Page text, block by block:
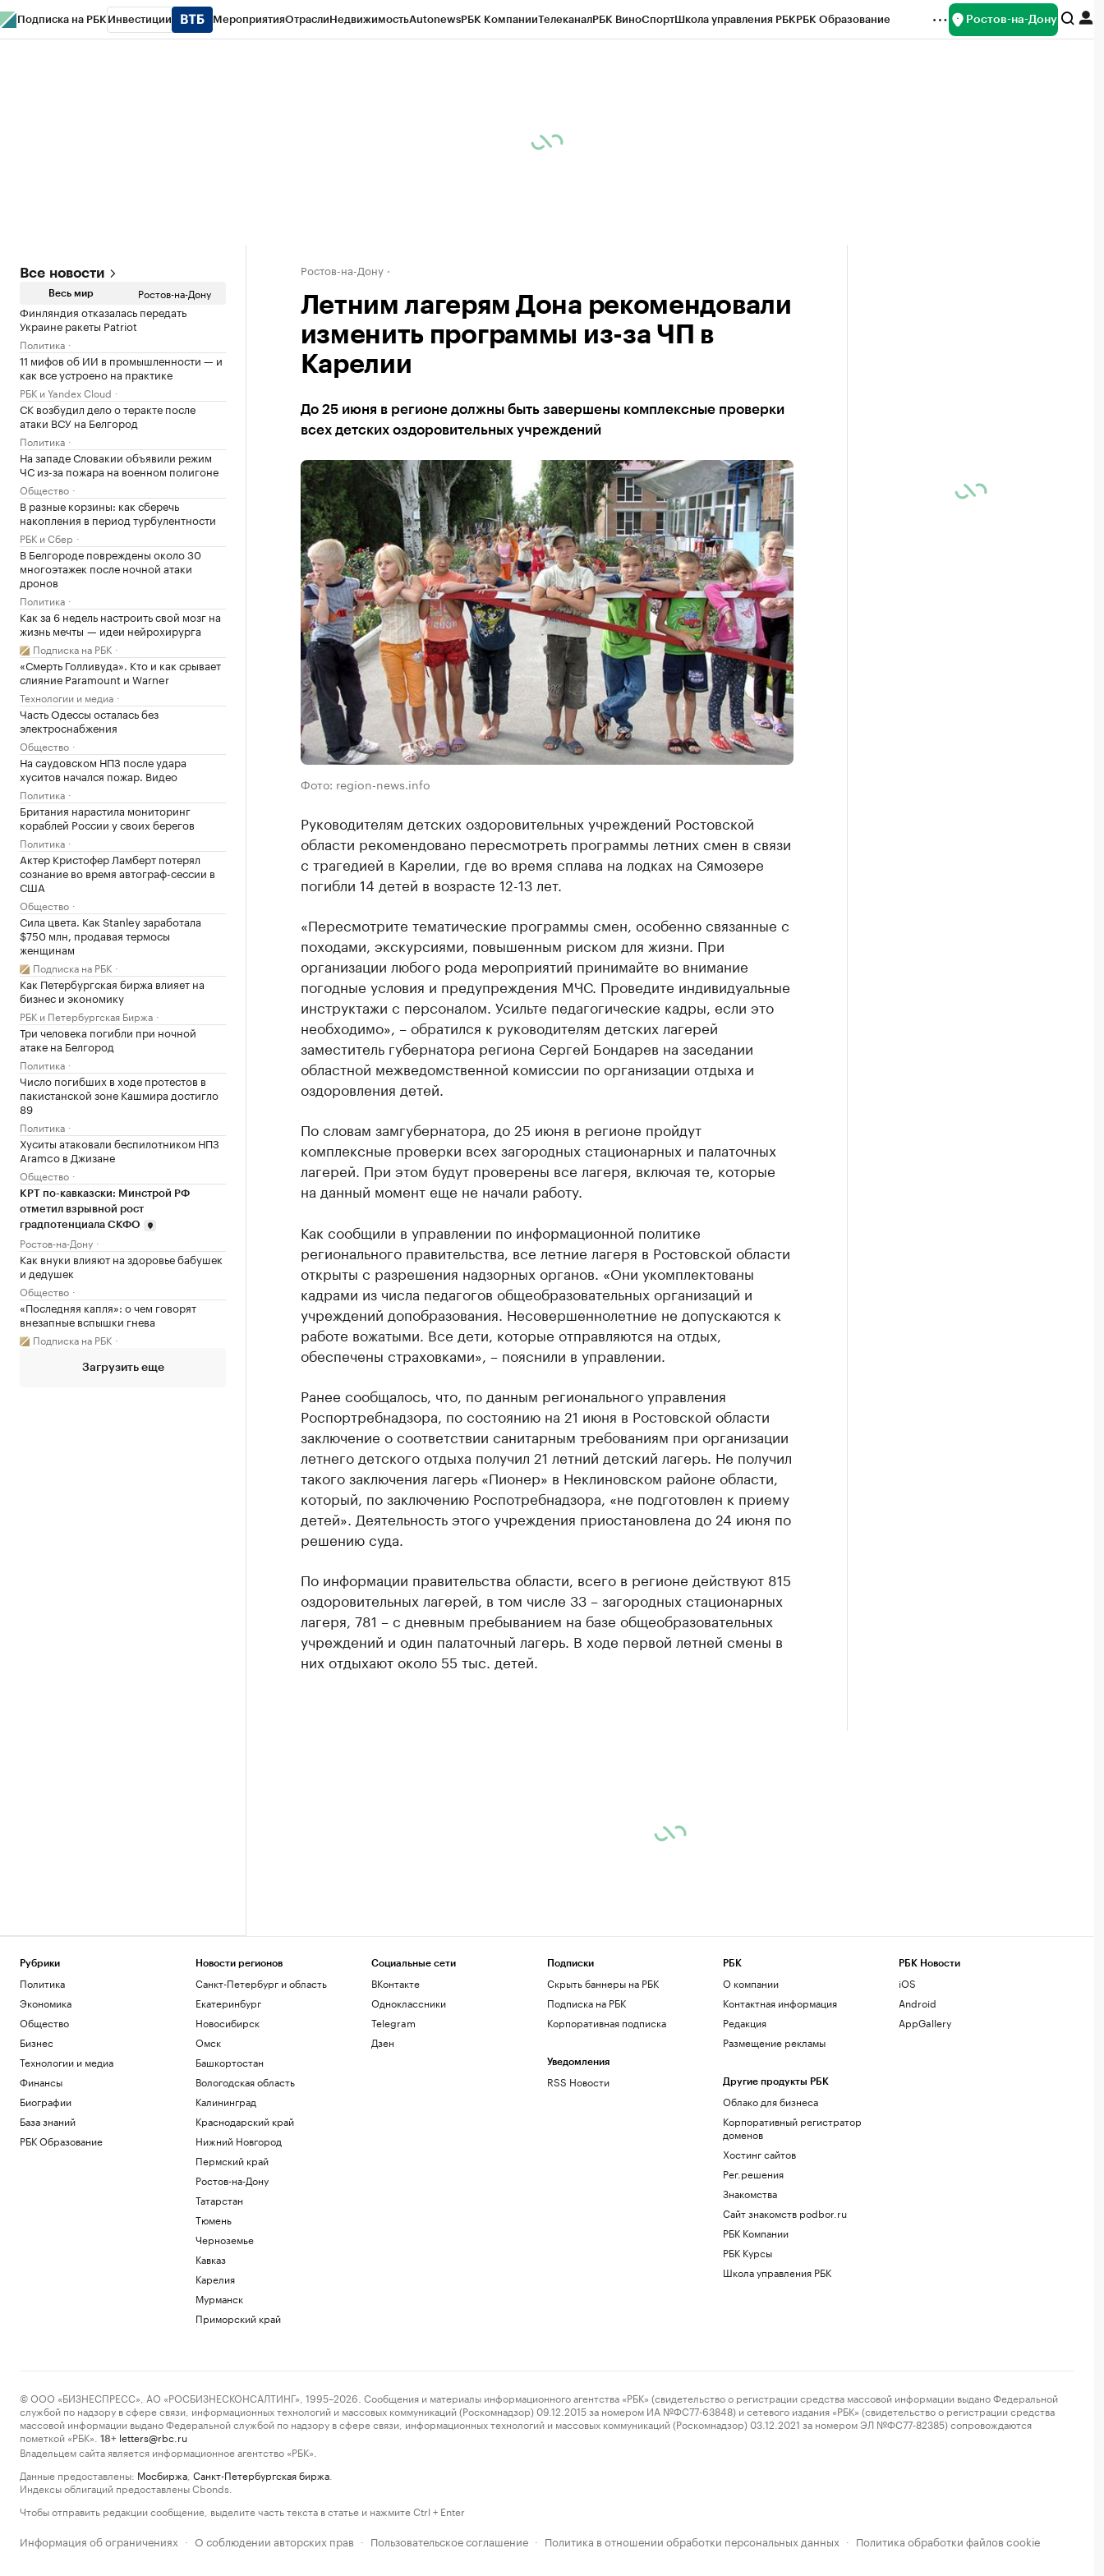
Подписка на РБК Инвестиции МероприятияОтраслиНедвижимостьAutonewsРБК КомпанииТелеканалРБК ВиноСпортШкола управления РБКРБК Образование Ростов-на-Дону
Все новости
Весь мир Ростов-на-Дону
Финляндия отказалась передать
Украине ракеты Patriot
Политика
11 мифов об ИИ в промышленности — и
как все устроено на практике
РБК и Yandex Cloud
СК возбудил дело о теракте после
атаки ВСУ на Белгород
Политика
На западе Словакии объявили режим
ЧС из-за пожара на военном полигоне
Общество
В разные корзины: как сберечь
накопления в период турбулентности
РБК и Сбер
В Белгороде повреждены около 30
многоэтажек после ночной атаки
дронов
Политика
Как за 6 недель настроить свой мозг на
жизнь мечты — идеи нейрохирурга
Подписка на РБК
«Смерть Голливуда». Кто и как срывает
слияние Paramount и Warner
Технологии и медиа
Часть Одессы осталась без
электроснабжения
Общество
На саудовском НПЗ после удара
хуситов начался пожар. Видео
Политика
Британия нарастила мониторинг
кораблей России у своих берегов
Политика
Актер Кристофер Ламберт потерял
сознание во время автограф-сессии в
США
Общество
Сила цвета. Как Stanley заработала
$750 млн, продавая термосы
женщинам
Подписка на РБК
Как Петербургская биржа влияет на
бизнес и экономику
РБК и Петербургская Биржа
Три человека погибли при ночной
атаке на Белгород
Политика
Число погибших в ходе протестов в
пакистанской зоне Кашмира достигло
89
Политика
Хуситы атаковали беспилотником НПЗ
Aramco в Джизане
Общество
КРТ по-кавказски: Минстрой РФ
отметил взрывной рост
градпотенциала СКФО
Ростов-на-Дону
Как внуки влияют на здоровье бабушек
и дедушек
Общество
«Последняя капля»: о чем говорят
внезапные вспышки гнева
Подписка на РБК
Загрузить еще
Ростов-на-Дону
Летним лагерям Дона рекомендовали
изменить программы из-за ЧП в
Карелии
До 25 июня в регионе должны быть завершены комплексные проверки
всех детских оздоровительных учреждений
Фото: region-news.info
Руководителям детских оздоровительных учреждений Ростовской
области рекомендовано пересмотреть программы летних смен в связи
с трагедией в Карелии, где во время сплава на лодках на Сямозере
погибли 14 детей в возрасте 12-13 лет.
«Пересмотрите тематические программы смен, особенно связанные с
походами, экскурсиями, повышенным риском для жизни. При
организации любого рода мероприятий принимайте во внимание
погодные условия и предупреждения МЧС. Проведите индивидуальные
инструктажи с персоналом. Усильте педагогические кадры, если это
необходимо», – обратился к руководителям детских лагерей
заместитель губернатора региона Сергей Бондарев на заседании
областной межведомственной комиссии по организации отдыха и
оздоровления детей.
По словам замгубернатора, до 25 июня в регионе пройдут
комплексные проверки всех загородных стационарных и палаточных
лагерей. При этом будут проверены все лагеря, включая те, которые
на данный момент еще не начали работу.
Как сообщили в управлении по информационной политике
регионального правительства, все летние лагеря в Ростовской области
открыты с разрешения надзорных органов. «Они укомплектованы
кадрами из числа педагогов общеобразовательных организаций и
учреждений допобразования. Несовершеннолетние не допускаются к
работе вожатыми. Все дети, которые отправляются на отдых,
обеспечены страховками», – пояснили в управлении.
Ранее сообщалось, что, по данным регионального управления
Роспортребнадзора, по состоянию на 21 июня в Ростовской области
заключение о соответствии санитарным требованиям при организации
летнего детского отдыха получил 21 летний детский лагерь. Не получил
такого заключения лагерь «Пионер» в Неклиновском районе области,
который, по заключению Роспотребнадзора, «не подготовлен к приему
детей». Деятельность этого учреждения приостановлена до 24 июня по
решению суда.
По информации правительства области, всего в регионе действуют 815
оздоровительных лагерей, в том числе 33 – загородных стационарных
лагеря, 781 – с дневным пребыванием на базе общеобразовательных
учреждений и один палаточный лагерь. В ходе первой летней смены в
них отдыхают около 55 тыс. детей.
Рубрики
Политика
Экономика
Общество
Бизнес
Технологии и медиа
Финансы
Биографии
База знаний
РБК Образование
Новости регионов
Санкт-Петербург и область
Екатеринбург
Новосибирск
Омск
Башкортостан
Вологодская область
Калининград
Краснодарский край
Нижний Новгород
Пермский край
Ростов-на-Дону
Татарстан
Тюмень
Черноземье
Кавказ
Карелия
Мурманск
Приморский край
Социальные сети
ВКонтакте
Одноклассники
Telegram
Дзен
Подписки
Скрыть баннеры на РБК
Подписка на РБК
Корпоративная подписка
Уведомления
RSS Новости
РБК
О компании
Контактная информация
Редакция
Размещение рекламы
Другие продукты РБК
Облако для бизнеса
Корпоративный регистратор
доменов
Хостинг сайтов
Рег.решения
Знакомства
Сайт знакомств podbor.ru
РБК Компании
РБК Курсы
Школа управления РБК
РБК Новости
iOS
Android
AppGallery
© ООО «БИЗНЕСПРЕСС», АО «РОСБИЗНЕСКОНСАЛТИНГ», 1995–2026. Сообщения и материалы информационного агентства «РБК» (свидетельство о регистрации средства массовой информации выдано Федеральной
службой по надзору в сфере связи, информационных технологий и массовых коммуникаций (Роскомнадзор) 09.12.2015 за номером ИА №ФС77-63848) и сетевого издания «РБК» (свидетельство о регистрации средства
массовой информации выдано Федеральной службой по надзору в сфере связи, информационных технологий и массовых коммуникаций (Роскомнадзор) 03.12.2021 за номером ЭЛ №ФС77-82385) сопровождаются
пометкой «РБК».
18+ letters@rbc.ru
Владельцем сайта является информационное агентство «РБК».
Данные предоставлены: Мосбиржа Санкт-Петербургская биржа
Индексы облигаций предоставлены Cbonds.
Чтобы отправить редакции сообщение, выделите часть текста в статье и нажмите Ctrl + Enter
Информация об ограничениях · О соблюдении авторских прав · Пользовательское соглашение · Политика в отношении обработки персональных данных · Политика обработки файлов cookie